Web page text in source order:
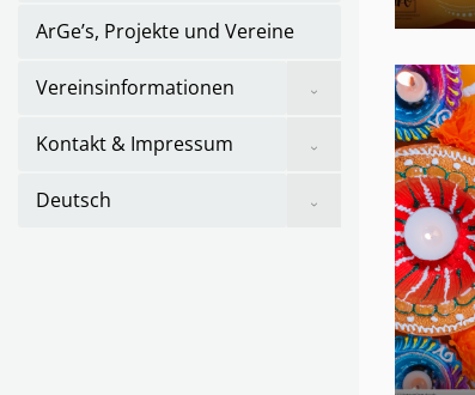
ArGe’s, Projekte und Vereine
Vereinsinformationen Show
Kontakt & Impressum Show
Deutsch Show